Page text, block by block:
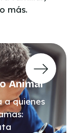
más.
Animal
a quienes